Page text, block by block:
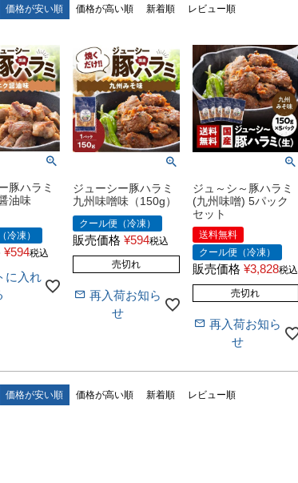
価格が安い順 価格が高い順 新着順 レビュー順
豚ハラミ
油味
冷凍）
¥594税込
に入れ
ジューシー豚ハラミ
九州味噌味（150g）
クール便（冷凍）
販売価格 ¥594税込
売切れ
再入荷お知ら
せ
ジュ～シ～豚ハラミ
(九州味噌) 5パック
セット
送料無料
クール便（冷凍）
販売価格 ¥3,828税込
売切れ
再入荷お知ら
せ
価格が安い順 価格が高い順 新着順 レビュー順